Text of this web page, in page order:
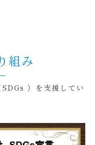
組み
）を支援してい